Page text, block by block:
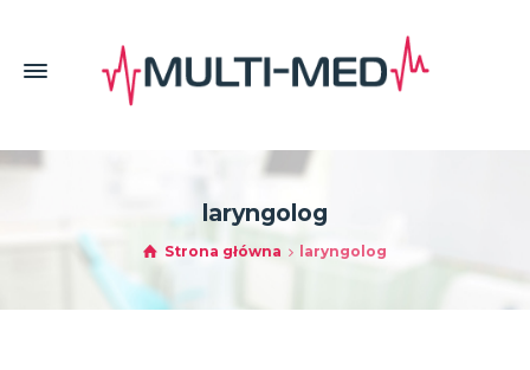
laryngolog
Strona główna laryngolog